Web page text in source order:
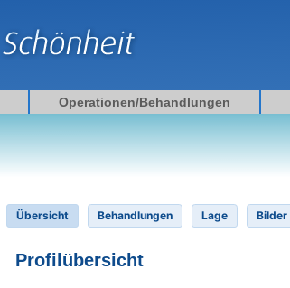
Operationen/Behandlungen
Übersicht Behandlungen Lage Bilder
Profilübersicht